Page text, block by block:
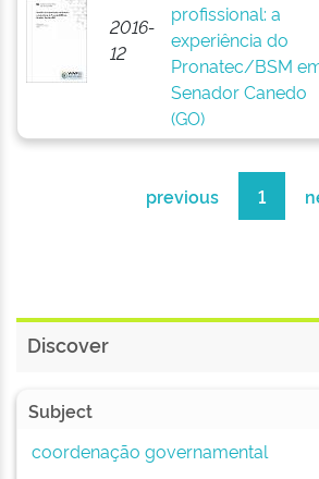
2016-
12
profissional: a
experiência do
Pronatec/BSM
Senador Canedo
(GO)
previous 1
Discover
Subject
coordenação governamental